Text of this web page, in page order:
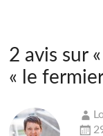
2 avis sur «
« le